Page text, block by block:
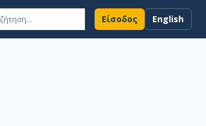
Είσοδος English